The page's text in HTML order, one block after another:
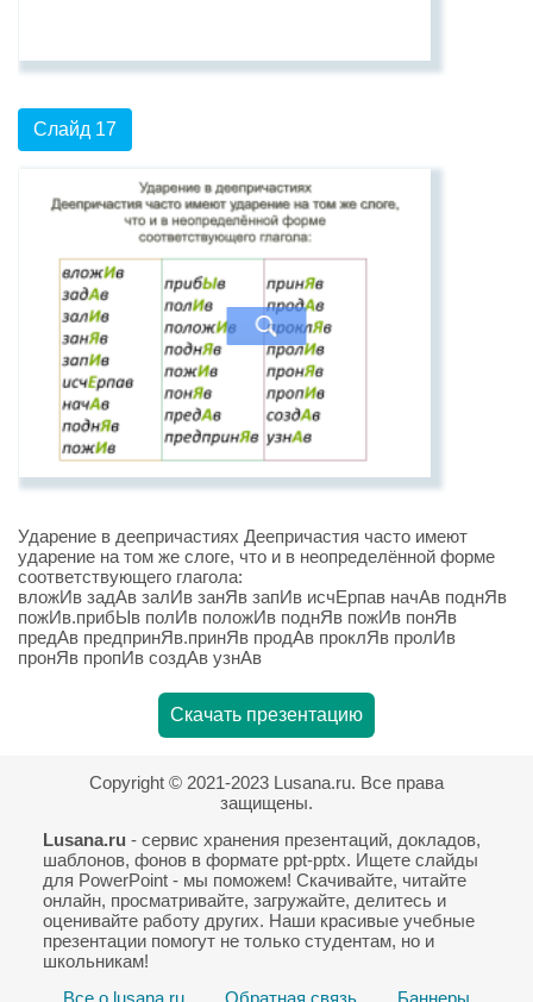
Слайд 17
Ударение в деепричастиях Деепричастия часто имеют
ударение на том же слоге, что и в неопределённой форме
соответствующего глагола:
вложИв задАв залИв занЯв запИв исчЕрпав начАв поднЯв
пожИв.прибЫв полИв положИв поднЯв пожИв понЯв
предАв предпринЯв.принЯв продАв проклЯв пролИв
пронЯв пропИв создАв узнАв
Скачать презентацию
Copyright © 2021-2023 Lusana.ru. Все права
защищены.
Lusana.ru - сервис хранения презентаций, докладов,
шаблонов, фонов в формате ppt-pptx. Ищете слайды
для PowerPoint - мы поможем! Скачивайте, читайте
онлайн, просматривайте, загружайте, делитесь и
оценивайте работу других. Наши красивые учебные
презентации помогут не только студентам, но и
школьникам!
Все о lusana.ru
Обратная связь Баннеры